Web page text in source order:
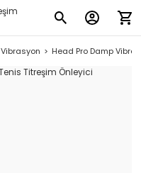
Vibrasyon Head Pro Damp